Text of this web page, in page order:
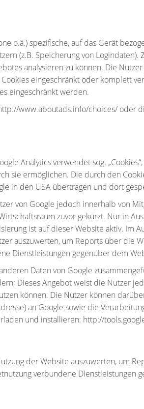
o.ä.) spezifische, auf das Gerät
(z.B. Speicherung von Logindaten).
analysieren zu können. Die
eingeschränkt oder komplett
eingeschränkt werden.
www.aboutads.info/choices/ oder
Analytics verwendet sog.
sie ermöglichen. Die durch den
in den USA übertragen und dort
von Google jedoch innerhalb von
zuvor gekürzt. Nur in
ist auf dieser Website aktiv. Im
auszuwerten, um Reports über die
Dienstleistungen gegenüber dem
Daten von Google
Dieses Angebot weist die Nutzer
können. Die Nutzer können
an Google sowie die
und installieren: http://
der Website auszuwerten, um
verbundene Dienstleistungen